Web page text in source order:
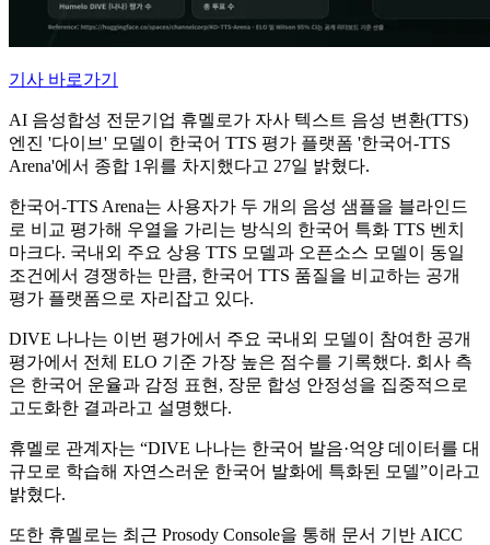
기사 바로가기
AI 음성합성 전문기업 휴멜로가 자사 텍스트 음성 변환(TTS)
엔진 '다이브' 모델이 한국어 TTS 평가 플랫폼 '한국어-TTS
Arena'에서 종합 1위를 차지했다고 27일 밝혔다.
한국어-TTS Arena는 사용자가 두 개의 음성 샘플을 블라인드
로 비교 평가해 우열을 가리는 방식의 한국어 특화 TTS 벤치
마크다. 국내외 주요 상용 TTS 모델과 오픈소스 모델이 동일
조건에서 경쟁하는 만큼, 한국어 TTS 품질을 비교하는 공개
평가 플랫폼으로 자리잡고 있다.
DIVE 나나는 이번 평가에서 주요 국내외 모델이 참여한 공개
평가에서 전체 ELO 기준 가장 높은 점수를 기록했다. 회사 측
은 한국어 운율과 감정 표현, 장문 합성 안정성을 집중적으로
고도화한 결과라고 설명했다.
휴멜로 관계자는 “DIVE 나나는 한국어 발음·억양 데이터를 대
규모로 학습해 자연스러운 한국어 발화에 특화된 모델”이라고
밝혔다.
또한 휴멜로는 최근 Prosody Console을 통해 문서 기반 AICC